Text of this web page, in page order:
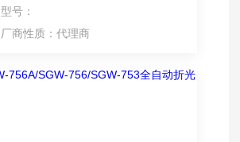
型号：
厂商性质：代理商